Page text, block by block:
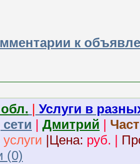
к
| Услуги в
| Дмитрий |
услуги |Цена: руб. |
(0)